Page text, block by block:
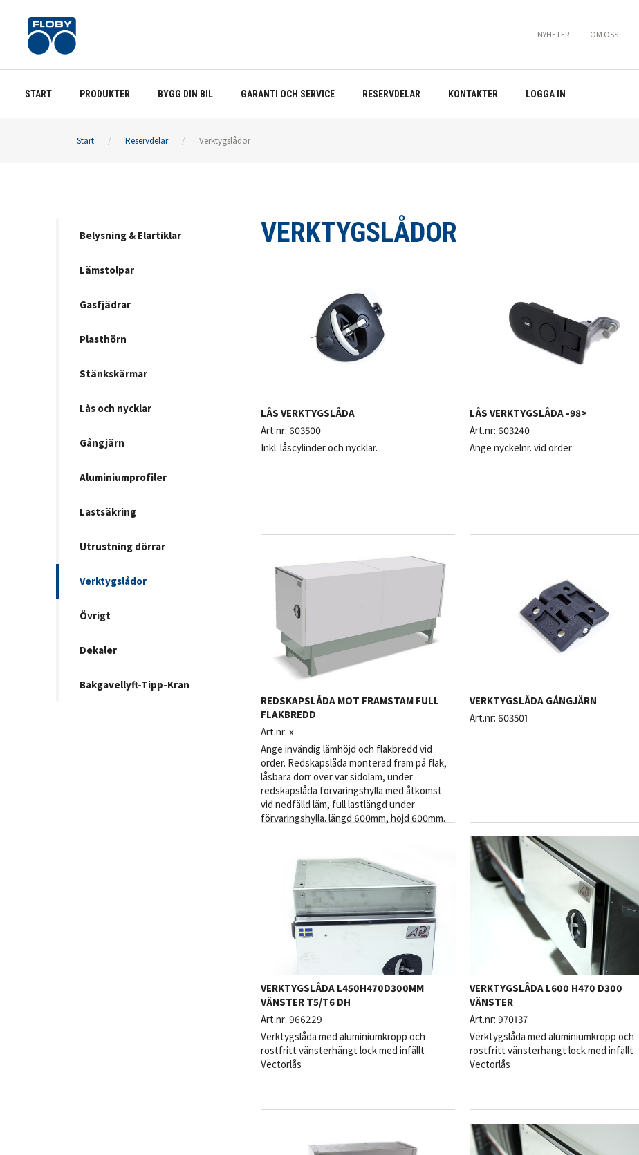
NYHETER OM OSS
START PRODUKTER BYGG DIN BIL GARANTI OCH SERVICE RESERVDELAR KONTAKTER LOGGA IN
Start / Reservdelar / Verktygslådor
Belysning & Elartiklar
Lämstolpar
Gasfjädrar
Plasthörn
Stänkskärmar
Lås och nycklar
Gångjärn
Aluminiumprofiler
Lastsäkring
Utrustning dörrar
Verktygslådor
Övrigt
Dekaler
Bakgavellyft-Tipp-Kran
VERKTYGSLÅDOR
LÅS VERKTYGSLÅDA
Art.nr: 603500
Inkl. låscylinder och nycklar.
LÅS VERKTYGSLÅDA -98>
Art.nr: 603240
Ange nyckelnr. vid order
REDSKAPSLÅDA MOT FRAMSTAM FULL
FLAKBREDD
Art.nr: x
Ange invändig lämhöjd och flakbredd vid
order. Redskapslåda monterad fram på flak,
låsbara dörr över var sidoläm, under
redskapslåda förvaringshylla med åtkomst
vid nedfälld läm, full lastlängd under
förvaringshylla. längd 600mm, höjd 600mm.
VERKTYGSLÅDA GÅNGJÄRN
Art.nr: 603501
VERKTYGSLÅDA L450H470D300MM
VÄNSTER T5/T6 DH
Art.nr: 966229
Verktygslåda med aluminiumkropp och
rostfritt vänsterhängt lock med infällt
Vectorlås
VERKTYGSLÅDA L600 H470 D300
VÄNSTER
Art.nr: 970137
Verktygslåda med aluminiumkropp och
rostfritt vänsterhängt lock med infällt
Vectorlås